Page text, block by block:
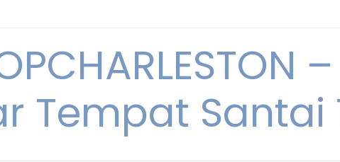
Tempat Santai